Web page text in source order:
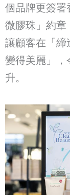
個品牌更簽署
微膠珠」約章
讓顧客在「
變得美麗」
升。